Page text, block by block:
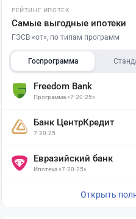
РЕЙТИНГ ИПОТЕК
Самые выгодные ипотеки
ГЭСВ «от», по типам программ
Госпрограмма
Freedom Bank
Программа «7-20-25»
Банк ЦентрКредит
7-20-25
Евразийский банк
Ипотека «7-20-25»
Открыть